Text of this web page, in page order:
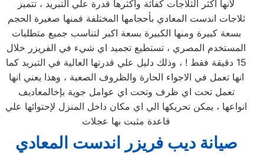
لأنها اكثر الثلاجات كفائة واكثرها قدرة علي التبريد ، تتميز
ثلاجات اندست المعادي بأحجامها المختلفة فمنها صغيرة الحجم
بسعة كبيرة ومنها الكبيرة بسعة اكبر لتناسب جميع متطلبات
المستخدم المصري ، تستطيع تجميد اي شيء في الفريزر خلال
15 دقيقة فقط ! ، وذلك دليل علي قدرتها العالية في التبريد كما
انها تعمل في الاجواء الحارة والظروف الصعبة ، وهذا يعني انها
تعمل تحت اي ظرف وتحت اي عوامل جوية بإخالمعاديف
انواعها ، يمكن تحريكها الي اي مكان داخل المنزل لإحتوائها علي
قاعدة مثبت بها عجلات
صيانة ديب فريزر اندست المعادي